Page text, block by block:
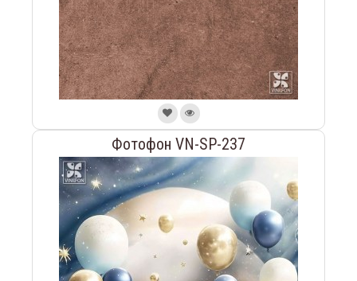
Фотофон VN-SP-237